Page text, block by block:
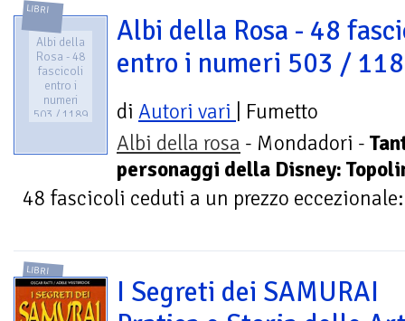
LIBRI
Albi della
Rosa - 48
fascicoli
entro i
numeri
503 / 1189
Albi della Rosa - 48
entro i numeri 503 /
di Autori vari
| Fumetto
Albi della rosa - Mondadori -
personaggi della Disney:
48 fascicoli ceduti a un prezzo
LIBRI
I Segreti dei SAMURAI